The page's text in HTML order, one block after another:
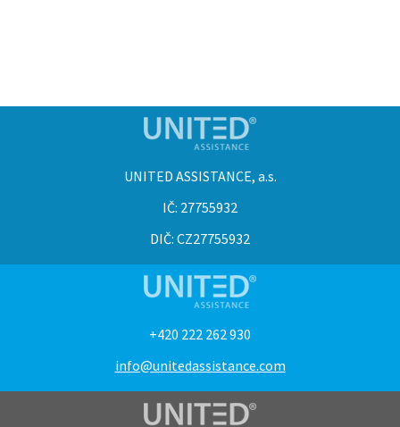
UNITED ASSISTANCE, a.s.
IČ: 27755932
DIČ: CZ27755932
+420 222 262 930
info@unitedassistance.com